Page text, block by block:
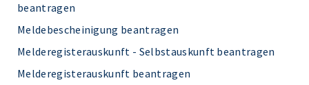
beantragen
Meldebescheinigung beantragen
Melderegisterauskunft - Selbstauskunft beantragen
Melderegisterauskunft beantragen